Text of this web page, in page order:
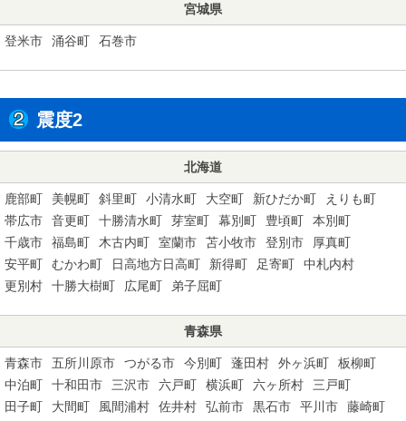
宮城県
登米市 涌谷町 石巻市
震度2
北海道
鹿部町 美幌町 斜里町 小清水町 大空町 新ひだか町
えりも町
帯広市
音更町 十勝清水町 芽室町 幕別町 豊頃町
本別町
千歳市
福島町 木古内町 室蘭市 苫小牧市 登別市
厚真町
安平町
むかわ町 日高地方日高町 新得町 足寄町
中札内村
更別村
十勝大樹町 広尾町 弟子屈町
青森県
青森市 五所川原市 つがる市 今別町 蓬田村 外ヶ浜町
板柳町
中泊町
十和田市 三沢市 六戸町 横浜町 六ヶ所村
三戸町
田子町
大間町 風間浦村 佐井村 弘前市 黒石市 平川市
藤崎町